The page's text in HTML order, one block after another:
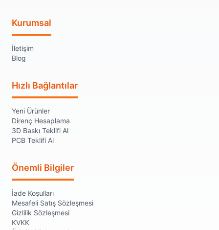
Kurumsal
İletişim
Blog
Hızlı Bağlantılar
Yeni Ürünler
Direnç Hesaplama
3D Baskı Teklifi Al
PCB Teklifi Al
Önemli Bilgiler
İade Koşulları
Mesafeli Satış Sözleşmesi
Gizlilik Sözleşmesi
KVKK